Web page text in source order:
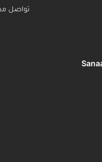
تواصل